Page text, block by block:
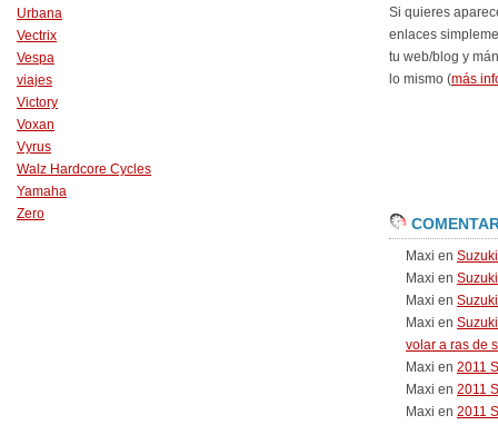
Urbana
Vectrix
Vespa
viajes
Victory
Voxan
Vyrus
Walz Hardcore Cycles
Yamaha
Zero
Si quieres
enlaces
tu web/blog y
lo mismo (más
Maxi en
Maxi en
Maxi en
Maxi en
volar a ras de
Maxi en 2011
Maxi en 2011
Maxi en 2011